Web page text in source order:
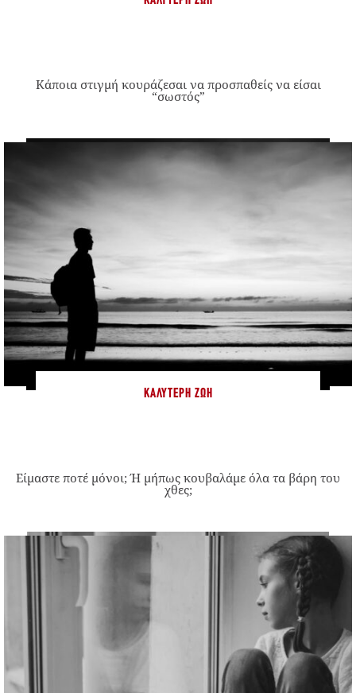
Κάποια στιγμή κουράζεσαι να προσπαθείς να είσαι
“σωστός”
ΚΑΛΎΤΕΡΗ ΖΩΉ
Είμαστε ποτέ μόνοι; Ή μήπως κουβαλάμε όλα τα βάρη του
χθες;